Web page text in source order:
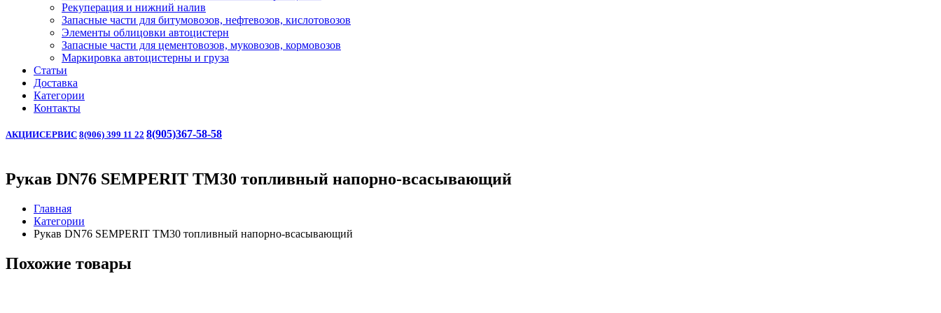
Рекуперация и нижний налив
Запасные части для битумовозов, нефтевозов, кислотовозов
Элементы облицовки автоцистерн
Запасные части для цементовозов, муковозов, кормовозов
Маркировка автоцистерны и груза
Статьи
Доставка
Категории
Контакты
АКЦИИСЕРВИС 8(906) 399 11 22 8(905)367-58-58
Рукав DN76 SEMPERIT ТМ30 топливный напорно-всасывающий
Главная
Категории
Рукав DN76 SEMPERIT ТМ30 топливный напорно-всасывающий
Похожие товары